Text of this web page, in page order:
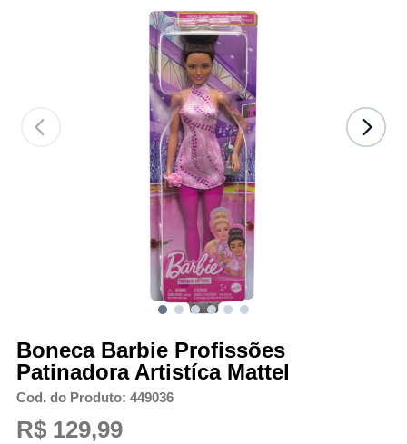
Boneca Barbie Profissões
Patinadora Artistíca Mattel
Cod. do Produto: 449036
R$ 129,99